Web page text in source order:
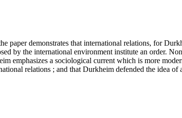
paper demonstrates that international relations, for
by the international environment institute an order.
emphasizes a sociological current which is more
relations ; and that Durkheim defended the idea